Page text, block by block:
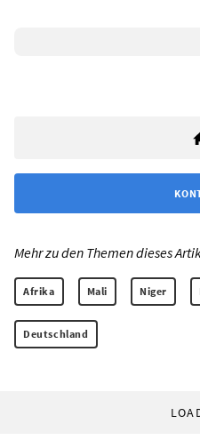
Mehr zu den Themen dieses
Afrika Mali Niger
Deutschland